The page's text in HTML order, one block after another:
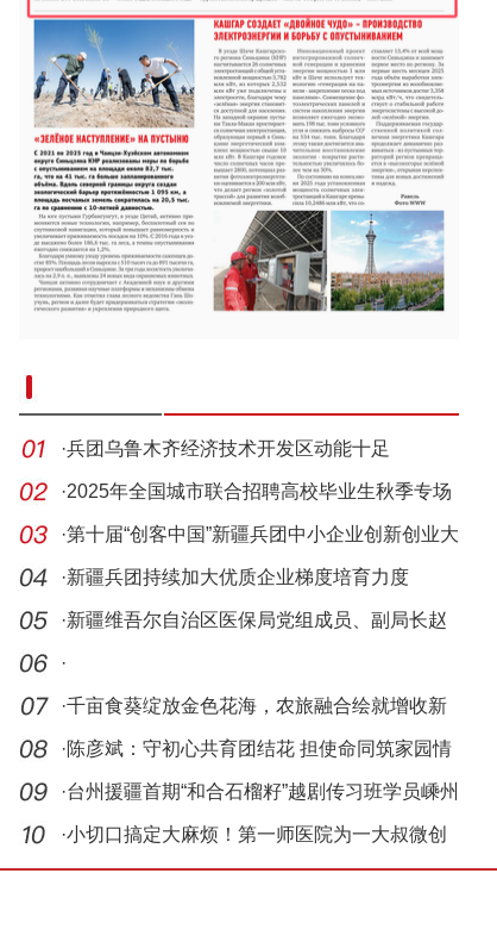
·兵团乌鲁木齐经济技术开发区动能十足
·2025年全国城市联合招聘高校毕业生秋季专场
活动在
·第十届“创客中国”新疆兵团中小企业创新创业大
赛
·新疆兵团持续加大优质企业梯度培育力度
·新疆维吾尔自治区医保局党组成员、副局长赵
黎接受
·
·千亩食葵绽放金色花海，农旅融合绘就增收新
图景
·陈彦斌：守初心共育团结花 担使命同筑家园情
·台州援疆首期“和合石榴籽”越剧传习班学员嵊州
寻
·小切口搞定大麻烦！第一师医院为一大叔微创
取出“